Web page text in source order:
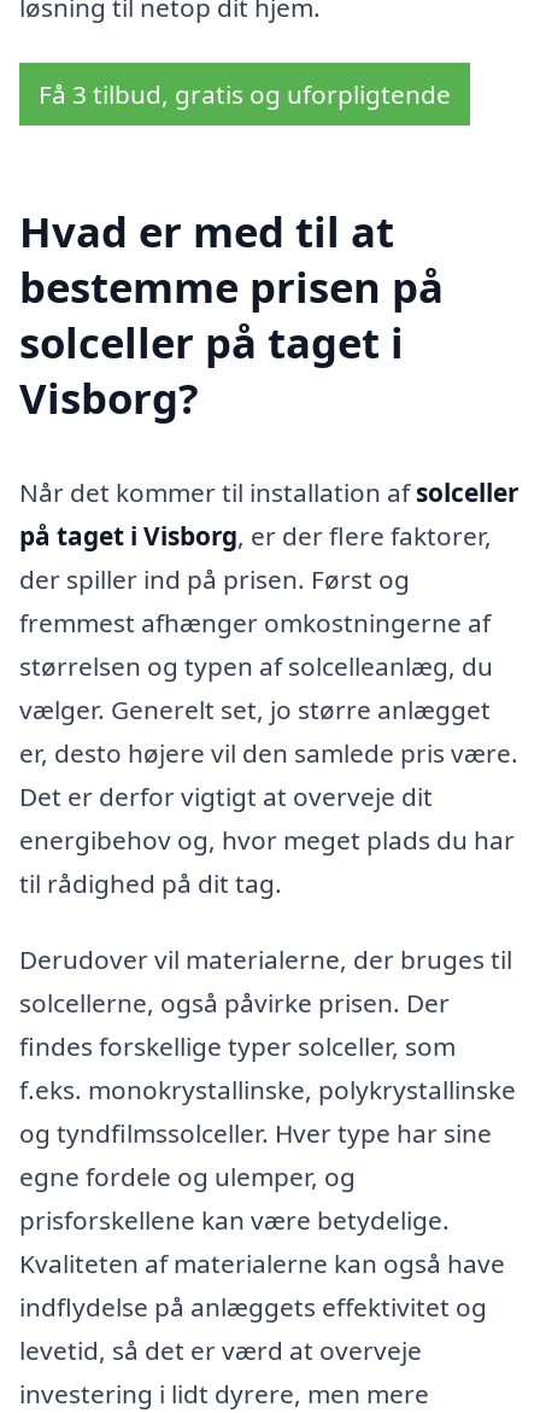
løsning til netop dit hjem.
Få 3 tilbud, gratis og uforpligtende
Hvad er med til at
bestemme prisen på
solceller på taget i
Visborg?
Når det kommer til installation afsolceller
på taget i Visborg, er der flere faktorer,
der spiller ind på prisen. Først og
fremmest afhænger omkostningerne af
størrelsen og typen af solcelleanlæg, du
vælger. Generelt set, jo større anlægget
er, desto højere vil den samlede pris være.
Det er derfor vigtigt at overveje dit
energibehov og, hvor meget plads du har
til rådighed på dit tag.
Derudover vil materialerne, der bruges til
solcellerne, også påvirke prisen. Der
findes forskellige typer solceller, som
f.eks. monokrystallinske, polykrystallinske
og tyndfilmssolceller. Hver type har sine
egne fordele og ulemper, og
prisforskellene kan være betydelige.
Kvaliteten af materialerne kan også have
indflydelse på anlæggets effektivitet og
levetid, så det er værd at overveje
investering i lidt dyrere, men mere